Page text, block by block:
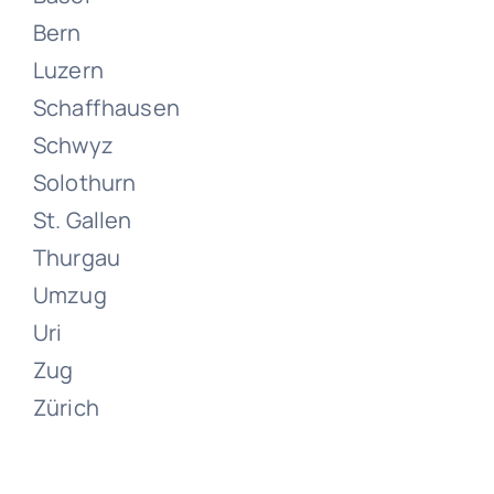
Umzüge
Zürich
Juni 13, 2024
Umzüge
Bern
Luzern
Schaffhausen
Schwyz
Solothurn
St. Gallen
Thurgau
Umzug
Uri
Zug
Zürich